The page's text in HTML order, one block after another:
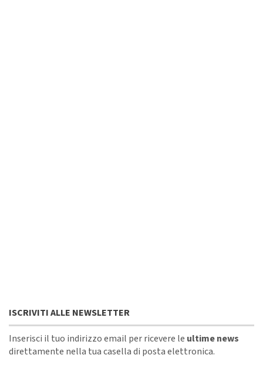
ISCRIVITI ALLE NEWSLETTER
Inserisci il tuo indirizzo email per ricevere le ultime news
direttamente nella tua casella di posta elettronica.